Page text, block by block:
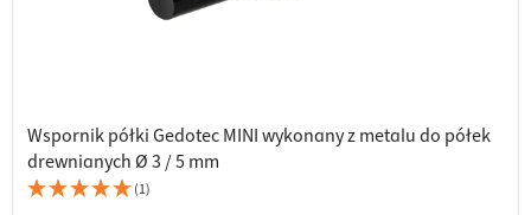
Wspornik półki Gedotec MINI wykonany z metalu do półek
drewnianych Ø 3 / 5 mm
(1)